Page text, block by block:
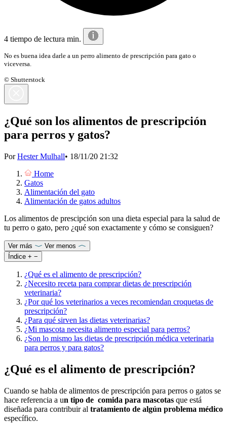
4 tiempo de lectura min.
No es buena idea darle a un perro alimento de prescripción para gato o
viceversa.
© Shutterstock
¿Qué son los alimentos de prescripción
para perros y gatos?
PorHester Mulhall• 18/11/20 21:32
Home
Gatos
Alimentación del gato
Alimentación de gatos adultos
Los alimentos de prescipción son una dieta especial para la salud de
tu perro o gato, pero ¿qué son exactamente y cómo se consiguen?
Ver más
Ver menos
Índice + −
¿Qué es el alimento de prescripción?
¿Necesito receta para comprar dietas de prescripción
veterinaria?
¿Por qué los veterinarios a veces recomiendan croquetas de
prescripción?
¿Para qué sirven las dietas veterinarias?
¿Mi mascota necesita alimento especial para perros?
¿Son lo mismo las dietas de prescripción médica veterinaria
para perros y para gatos?
¿Qué es el alimento de prescripción?
Cuando se habla de alimentos de prescripción para perros o gatos se
hace referencia a un tipo de comida para mascotas que está
diseñada para contribuir al tratamiento de algún problema médico
específico.